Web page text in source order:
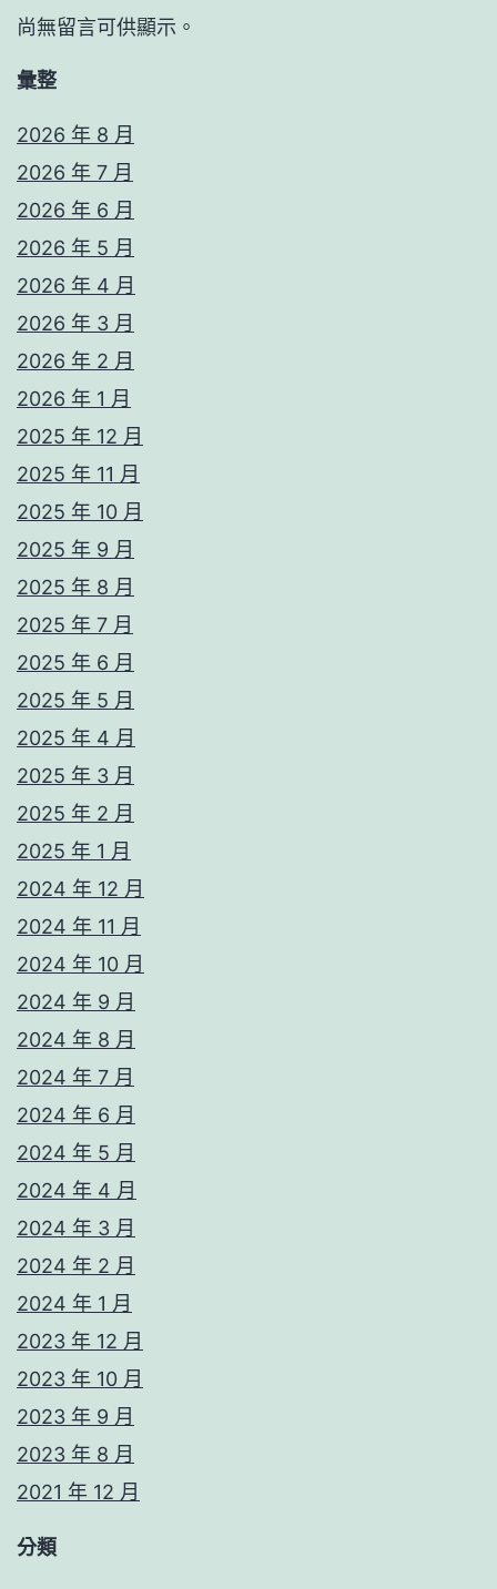
尚無留言可供顯示。
彙整
2026 年 8 月
2026 年 7 月
2026 年 6 月
2026 年 5 月
2026 年 4 月
2026 年 3 月
2026 年 2 月
2026 年 1 月
2025 年 12 月
2025 年 11 月
2025 年 10 月
2025 年 9 月
2025 年 8 月
2025 年 7 月
2025 年 6 月
2025 年 5 月
2025 年 4 月
2025 年 3 月
2025 年 2 月
2025 年 1 月
2024 年 12 月
2024 年 11 月
2024 年 10 月
2024 年 9 月
2024 年 8 月
2024 年 7 月
2024 年 6 月
2024 年 5 月
2024 年 4 月
2024 年 3 月
2024 年 2 月
2024 年 1 月
2023 年 12 月
2023 年 10 月
2023 年 9 月
2023 年 8 月
2021 年 12 月
分類